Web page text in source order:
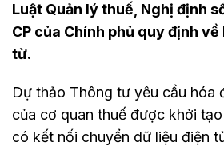
Luật Quản lý thuế, Nghị định
CP của Chính phủ quy định
từ.
Dự thảo Thông tư yêu cầu hóa
của cơ quan thuế được khởi
có kết nối chuyển dữ liệu điện